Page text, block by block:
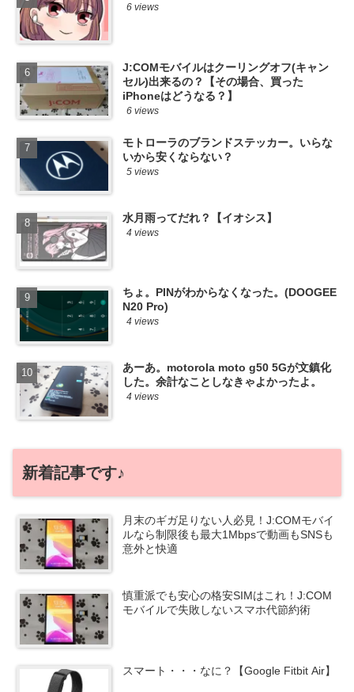
6 views
J:COMモバイルはクーリングオフ(キャン
セル)出来るの？【その場合、買った
iPhoneはどうなる？】
6 views
モトローラのブランドステッカー。いらな
いから安くならない？
5 views
水月雨ってだれ？【イオシス】
4 views
ちょ。PINがわからなくなった。(DOOGEE
N20 Pro)
4 views
あーあ。motorola moto g50 5Gが文鎮化
した。余計なことしなきゃよかったよ。
4 views
新着記事です♪
月末のギガ足りない人必見！J:COMモバイ
ルなら制限後も最大1Mbpsで動画もSNSも
意外と快適
慎重派でも安心の格安SIMはこれ！J:COM
モバイルで失敗しないスマホ代節約術
スマート・・・なに？【Google Fitbit Air】